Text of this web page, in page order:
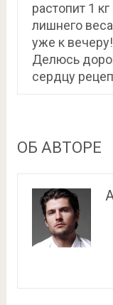
растопит 1 кг
лишнего веса
уже к вечеру!
Делюсь
сердцу
ОБ АВТОРЕ